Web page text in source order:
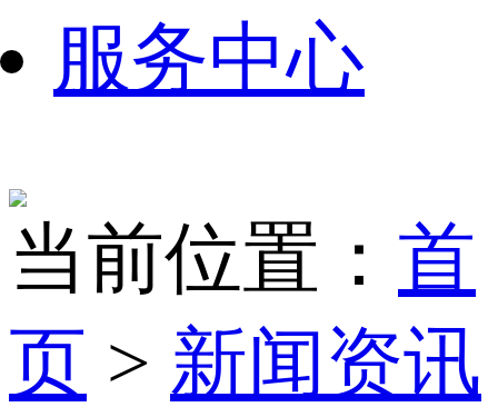
服务中心
当前位置： 首
页 > 新闻资讯